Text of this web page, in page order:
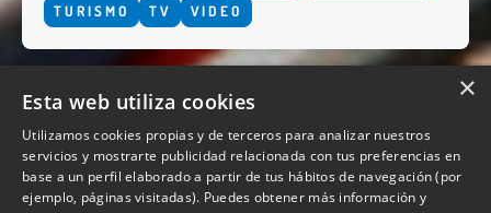
TURISMO
TV VIDEO
QUIENES SOMOS
×
Esta web utiliza cookies
Utilizamos cookies propias y de terceros para analizar nuestros
servicios y mostrarte publicidad relacionada con tus preferencias en
base a un perfil elaborado a partir de tus hábitos de navegación (por
ejemplo, páginas visitadas). Puedes obtener más información y